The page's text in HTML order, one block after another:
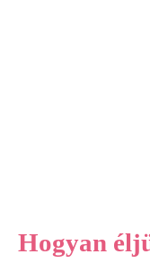
Hogyan